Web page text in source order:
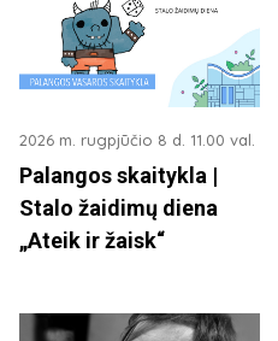
2026 m. rugpjūčio 8 d. 11.00 val.
Palangos skaitykla |
Stalo žaidimų diena
„Ateik ir žaisk“